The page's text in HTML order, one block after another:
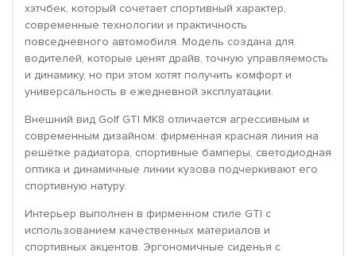
хэтчбек, который сочетает спортивный характер,
современные технологии и практичность
повседневного автомобиля. Модель создана для
водителей, которые ценят драйв, точную управляемость
и динамику, но при этом хотят получить комфорт и
универсальность в ежедневной эксплуатации.
Внешний вид Golf GTI MK8 отличается агрессивным и
современным дизайном: фирменная красная линия на
решётке радиатора, спортивные бамперы, светодиодная
оптика и динамичные линии кузова подчеркивают его
спортивную натуру.
Интерьер выполнен в фирменном стиле GTI с
использованием качественных материалов и
спортивных акцентов. Эргономичные сиденья с